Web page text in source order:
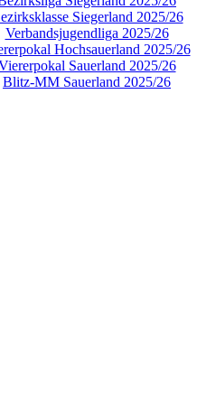
Siegerland 2025/26
Verbandsjugendliga 2025/26
Hochsauerland 2025/26
Sauerland 2025/26
Blitz-MM Sauerland 2025/26